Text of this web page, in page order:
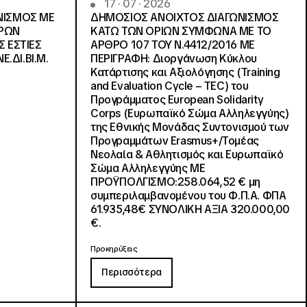
ΜΕ
ΕΣΤΙΕΣ
17 · 07 · 2026
ΔΗΜΟΣΙΟΣ ΑΝΟΙΧΤΟΣ ΔΙΑΓΩΝΙΣΜΟΣ
ΚΑΤΩ ΤΩΝ ΟΡΙΩΝ ΣΥΜΦΩΝΑ ΜΕ ΤΟ
ΑΡΘΡΟ 107 ΤΟΥ Ν.4412/2016 ΜΕ
ΠΕΡΙΓΡΑΦΗ: Διοργάνωση Κύκλου
Κατάρτισης και Αξιολόγησης (Training
and Evaluation Cycle – TEC) του
Προγράμματος European Solidarity
Corps (Ευρωπαϊκό Σώμα Αλληλεγγύης)
της Εθνικής Μονάδας Συντονισμού των
Προγραμμάτων Erasmus+/Τομέας
Νεολαία & Αθλητισμός και Ευρωπαϊκό
Σώμα Αλληλεγγύης ΜΕ
ΠΡΟΫΠΟΛΓΙΣΜΟ:258.064,52 € μη
συμπεριλαμβανομένου του Φ.Π.Α. ΦΠΑ
61.935,48€ ΣΥΝΟΛΙΚΗ ΑΞΙΑ 320.000,00
€.
Προκηρύξεις
Περισσότερα